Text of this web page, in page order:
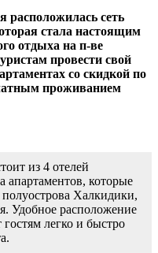
расположилась сеть
стала настоящим
отдыха на п-ве
провести свой
со скидкой по
проживанием
из 4 отелей
апартаментов, которые
Халкидики,
Удобное расположение
легко и быстро